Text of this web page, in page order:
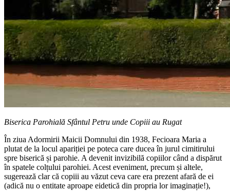
Biserica Parohială Sfântul Petru unde Copiii au Rugat
În ziua Adormirii Maicii Domnului din 1938, Fecioara Maria a
plutat de la locul apariției pe poteca care ducea în jurul cimitirului
spre biserică și parohie. A devenit invizibilă copiilor când a dispărut
în spatele colțului parohiei. Acest eveniment, precum și altele,
sugerează clar că copiii au văzut ceva care era prezent afară de ei
(adică nu o entitate aproape eidetică din propria lor imaginație!),